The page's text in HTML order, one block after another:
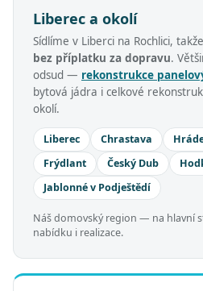
Liberec a okolí
Sídlíme v Liberci na Rochlici,
bez příplatku za dopravu.
odsud — rekonstrukce
bytová jádra i celkové
okolí.
Liberec Chrastava
Frýdlant
Český Dub
Jablonné v Podještědí
Náš domovský region — na hlavní
nabídku i realizace.